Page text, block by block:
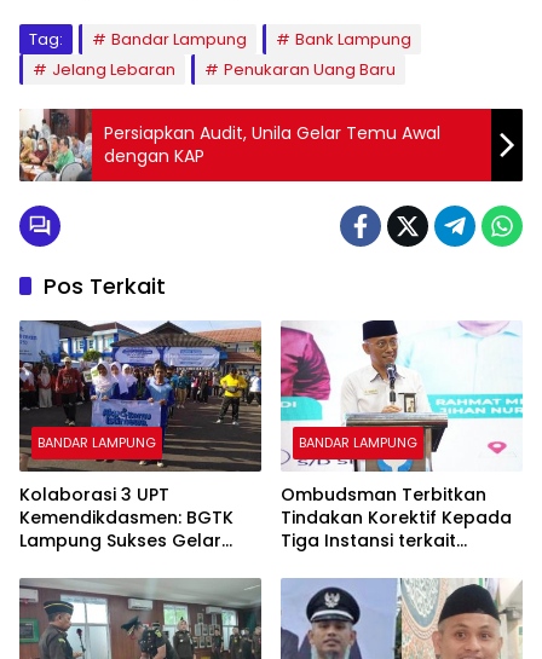
Tag: Bandar Lampung
Bank Lampung
Jelang Lebaran
Penukaran Uang Baru
Persiapkan Audit, Unila Gelar Temu Awal
dengan KAP
Pos Terkait
BANDAR LAMPUNG
Kolaborasi 3 UPT
Kemendikdasmen: BGTK
Lampung Sukses Gelar
Kehangatan
BANDAR LAMPUNG
Ombudsman Terbitkan
Tindakan Korektif Kepada
Tiga Instansi terkait
Pengadaan Tanah Jalan
Tol